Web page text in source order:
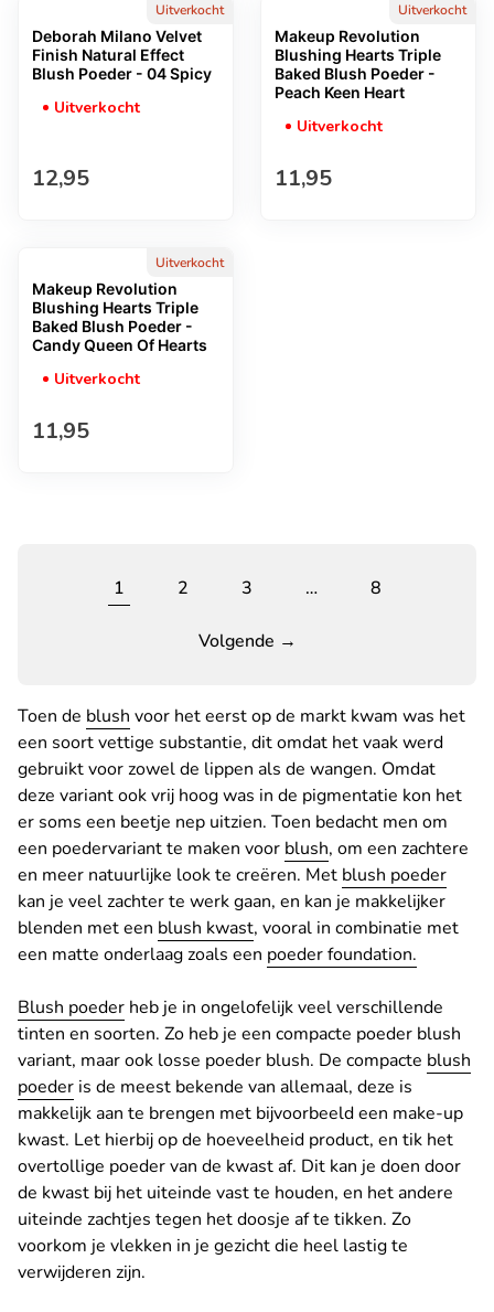
Uitverkocht
Deborah Milano Velvet
Finish Natural Effect
Blush Poeder - 04 Spicy
Uitverkocht
Normale prijs
12,95
Uitverkocht
Makeup Revolution
Blushing Hearts Triple
Baked Blush Poeder -
Peach Keen Heart
Uitverkocht
Normale prijs
11,95
Uitverkocht
Makeup Revolution
Blushing Hearts Triple
Baked Blush Poeder -
Candy Queen Of Hearts
Uitverkocht
Normale prijs
11,95
1 2 3 … 8
Volgende →
Toen de blush voor het eerst op de markt kwam was het
een soort vettige substantie, dit omdat het vaak werd
gebruikt voor zowel de lippen als de wangen. Omdat
deze variant ook vrij hoog was in de pigmentatie kon het
er soms een beetje nep uitzien. Toen bedacht men om
een poedervariant te maken voor blush, om een zachtere
en meer natuurlijke look te creëren. Met blush poeder
kan je veel zachter te werk gaan, en kan je makkelijker
blenden met een blush kwast, vooral in combinatie met
een matte onderlaag zoals een poeder foundation.
Blush poeder heb je in ongelofelijk veel verschillende
tinten en soorten. Zo heb je een compacte poeder blush
variant, maar ook losse poeder blush. De compacte blush
poeder is de meest bekende van allemaal, deze is
makkelijk aan te brengen met bijvoorbeeld een make-up
kwast. Let hierbij op de hoeveelheid product, en tik het
overtollige poeder van de kwast af. Dit kan je doen door
de kwast bij het uiteinde vast te houden, en het andere
uiteinde zachtjes tegen het doosje af te tikken. Zo
voorkom je vlekken in je gezicht die heel lastig te
verwijderen zijn.